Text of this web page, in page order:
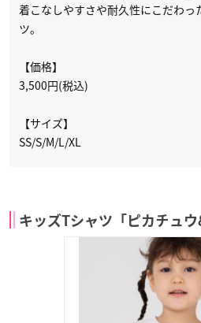
着こなしやすさや耐久性にこだわっ
ツ。
【価格】
3,500円(税込)
【サイズ】
SS/S/M/L/XL
キッズTシャツ「ピカチュウ